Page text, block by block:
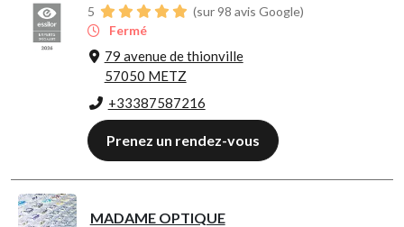
5
(sur 98 avis Google)
Fermé
79 avenue de thionville
57050 METZ
+33387587216
Prenez un rendez-vous
MADAME OPTIQUE